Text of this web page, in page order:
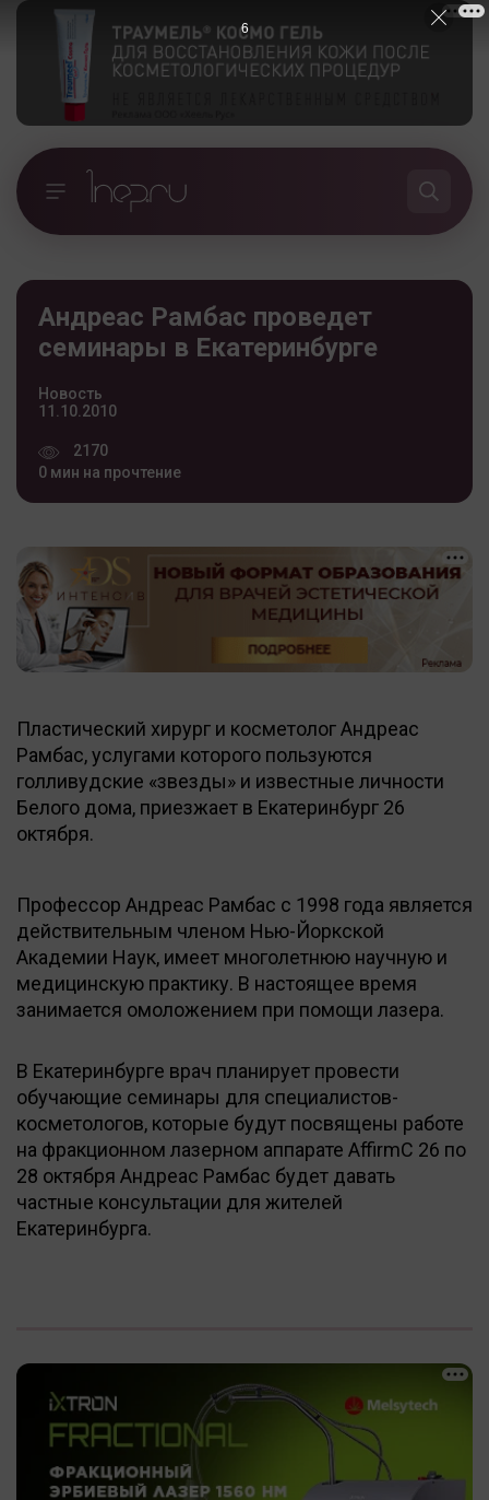
Андреас Рамбас проведет
семинары в Екатеринбурге
Новость
11.10.2010
2170
0 мин на прочтение
Пластический хирург и косметолог Андреас
Рамбас, услугами которого пользуются
голливудские «звезды» и известные личности
Белого дома, приезжает в Екатеринбург 26
октября.
Профессор Андреас Рамбас с 1998 года является
действительным членом Нью-Йоркской
Академии Наук, имеет многолетнюю научную и
медицинскую практику. В настоящее время
занимается омоложением при помощи лазера.
В Екатеринбурге врач планирует провести
обучающие семинары для специалистов-
косметологов, которые будут посвящены работе
на фракционном лазерном аппарате AffirmС 26 по
28 октября Андреас Рамбас будет давать
частные консультации для жителей
Екатеринбурга.
5